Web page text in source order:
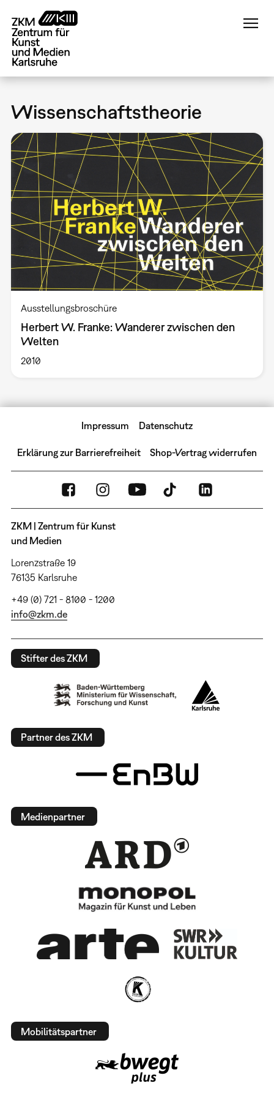
zum
Inhalt
Wissenschaftstheorie
Ausstellungsbroschüre
Herbert W. Franke: Wanderer zwischen den
Welten
2010
Impressum Datenschutz
Erklärung zur Barrierefreiheit Shop-Vertrag widerrufen
ZKM | Zentrum für Kunst
und Medien
Lorenzstraße 19
76135 Karlsruhe
+49 (0) 721 - 8100 - 1200
info@zkm.de
Stifter des ZKM
Partner des ZKM
Medienpartner
Mobilitätspartner